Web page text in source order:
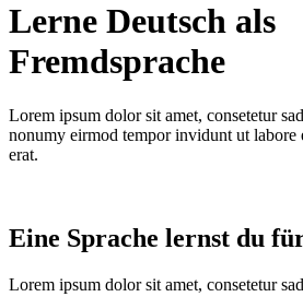
Lerne Deutsch als
Fremdsprache
Lorem ipsum dolor sit amet, consetetur
nonumy eirmod tempor invidunt ut labore
erat.
Eine Sprache lernst du
Lorem ipsum dolor sit amet, consetetur